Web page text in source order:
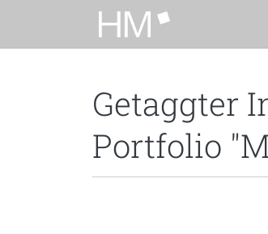
Zum Hauptinhalt zurückspringen
Getaggter
Portfolio